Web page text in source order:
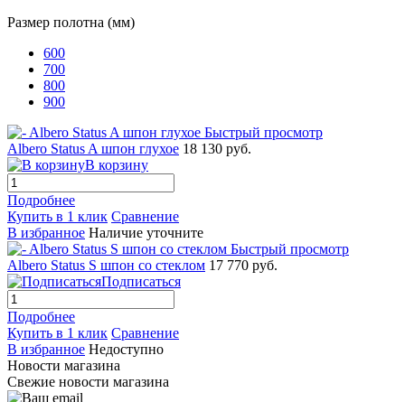
Размер полотна (мм)
600
700
800
900
Быстрый просмотр
Albero Status A шпон глухое 18 130 руб.
В корзину
Подробнее
Купить в 1 клик Сравнение
В избранное Наличие уточните
Быстрый просмотр
Albero Status S шпон со стеклом 17 770 руб.
Подписаться
Подробнее
Купить в 1 клик Сравнение
В избранное Недоступно
Новости магазина
Свежие новости магазина